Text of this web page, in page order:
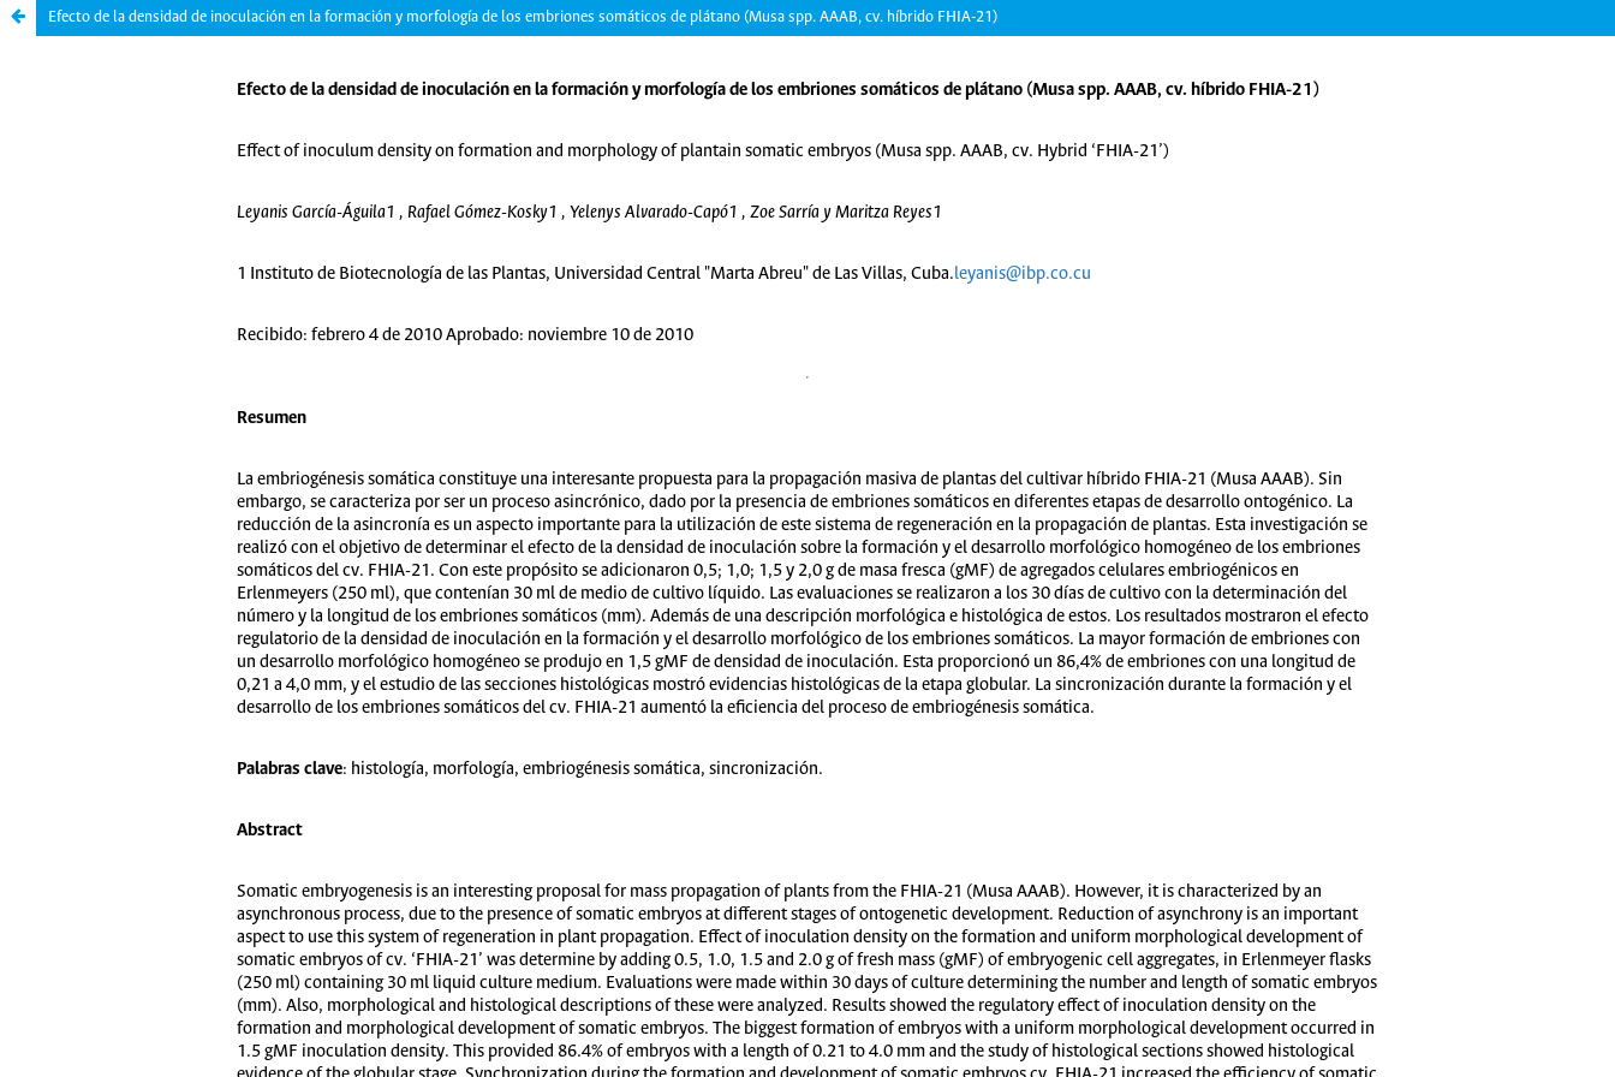
Efecto de la densidad de inoculación en la formación y morfología de los embriones somáticos de plátano (Musa spp. AAAB, cv. híbrido FHIA-21)